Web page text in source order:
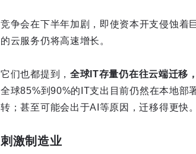
竞争会在下半年加剧，即使资本开支侵蚀着
的云服务仍将高速增长。
它们也都提到， 全球IT存量仍在往云端迁移
全球85%到90%的IT支出目前仍然在本地部
转；甚至可能会出于AI等原因，迁移得更快
刺激制造业